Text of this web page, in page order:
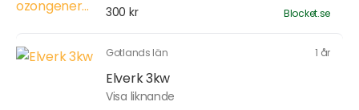
300 kr Blocket.se
Gotlands län 1 år
Elverk 3kw
Visa liknande